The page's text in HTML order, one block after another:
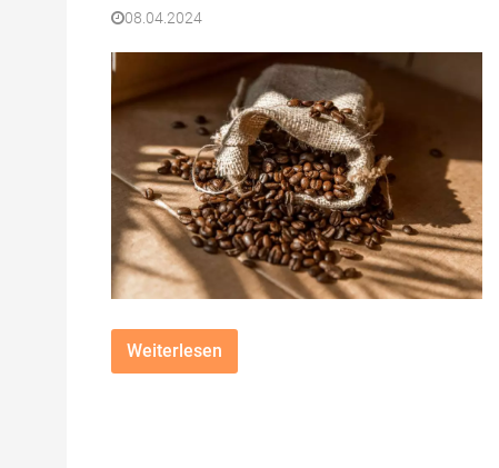
08.04.2024
Weiterlesen